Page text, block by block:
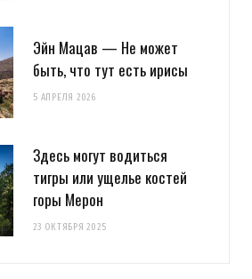
Эйн Мацав — Не может
быть, что тут есть ирисы
5 АПРЕЛЯ 2026
Здесь могут водиться
тигры или ущелье костей
горы Мерон
23 ОКТЯБРЯ 2025